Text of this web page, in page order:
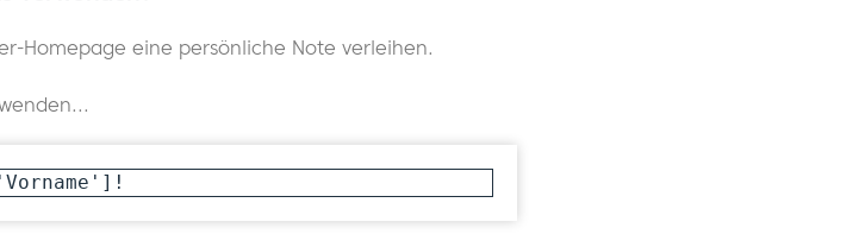
Homepage eine persönliche Note verleihen.